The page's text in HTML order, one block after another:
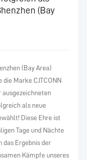
(Bay
(Bay Area)
Marke CJTCONN
ausgezeichneten
als neue
Diese Ehre ist
Tage und Nächte
das Ergebnis der
Kämpfe unseres